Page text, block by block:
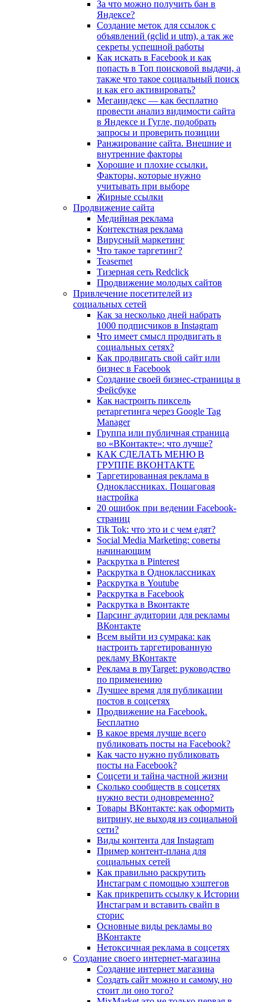
За что можно получить бан в
Яндексе?
Cоздание меток для ссылок с
объявлений (gclid и utm), а так же
секреты успешной работы
Как искать в Facebook и как
попасть в Топ поисковой выдачи, а
также что такое социальный поиск
и как его активировать?
Мегаиндекс — как бесплатно
провести анализ видимости сайта
в Яндексе и Гугле, подобрать
запросы и проверить позиции
Ранжирование сайта. Внешние и
внутренние факторы
Хорошие и плохие ссылки.
Факторы, которые нужно
учитывать при выборе
Жирные ссылки
Продвижение сайта
Медийная реклама
Контекстная реклама
Вирусный маркетинг
Что такое таргетинг?
Teasernet
Тизерная сеть Redclick
Продвижение молодых сайтов
Привлечение посетителей из
социальных сетей
Как за несколько дней набрать
1000 подписчиков в Instagram
Что имеет смысл продвигать в
социальных сетях?
Как продвигать свой сайт или
бизнес в Facebook
Создание своей бизнес-страницы в
Фейсбуке
Как настроить пиксель
ретаргетинга через Google Tag
Manager
Группа или публичная страница
во «ВКонтакте»: что лучше?
КАК СДЕЛАТЬ МЕНЮ В
ГРУППЕ ВКОНТАКТЕ
Таргетированная реклама в
Одноклассниках. Пошаговая
настройка
20 ошибок при ведении Facebook-
страниц
Tik Tok: что это и с чем едят?
Social Media Marketing: советы
начинающим
Раскрутка в Pinterest
Раскрутка в Одноклассниках
Раскрутка в Youtube
Раскрутка в Facebook
Раскрутка в Вконтакте
Парсинг аудитории для рекламы
ВКонтакте
Всем выйти из сумрака: как
настроить таргетированную
рекламу ВКонтакте
Реклама в myTarget: руководство
по применению
Лучшее время для публикации
постов в соцсетях
Продвижение на Facebook.
Бесплатно
В какое время лучше всего
публиковать посты на Facebook?
Как часто нужно публиковать
посты на Facebook?
Соцсети и тайна частной жизни
Сколько сообществ в соцсетях
нужно вести одновременно?
Товары ВКонтакте: как оформить
витрину, не выходя из социальной
сети?
Виды контента для Instagram
Пример контент-плана для
социальных сетей
Как правильно раскрутить
Инстаграм с помощью хэштегов
Как прикрепить ссылку к Истории
Инстаграм и вставить свайп в
сторис
Основные виды рекламы во
ВКонтакте
Нетоксичная реклама в соцсетях
Создание своего интернет-магазина
Создание интернет магазина
Создать сайт можно и самому, но
стоит ли оно того?